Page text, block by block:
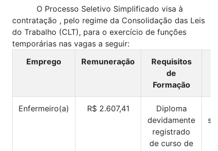
O Processo Seletivo Simplificado visa à
contratação , pelo regime da Consolidação das Leis
do Trabalho (CLT), para o exercício de funções
temporárias nas vagas a seguir:
Emprego
Remuneração
Requisitos
de
Formação
Enfermeiro(a) R$ 2.607,41
Diploma
devidamente
registrado
de curso de